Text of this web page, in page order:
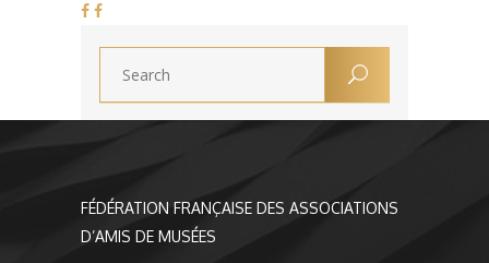
FÉDÉRATION FRANÇAISE DES ASSOCIATIONS
D’AMIS DE MUSÉES